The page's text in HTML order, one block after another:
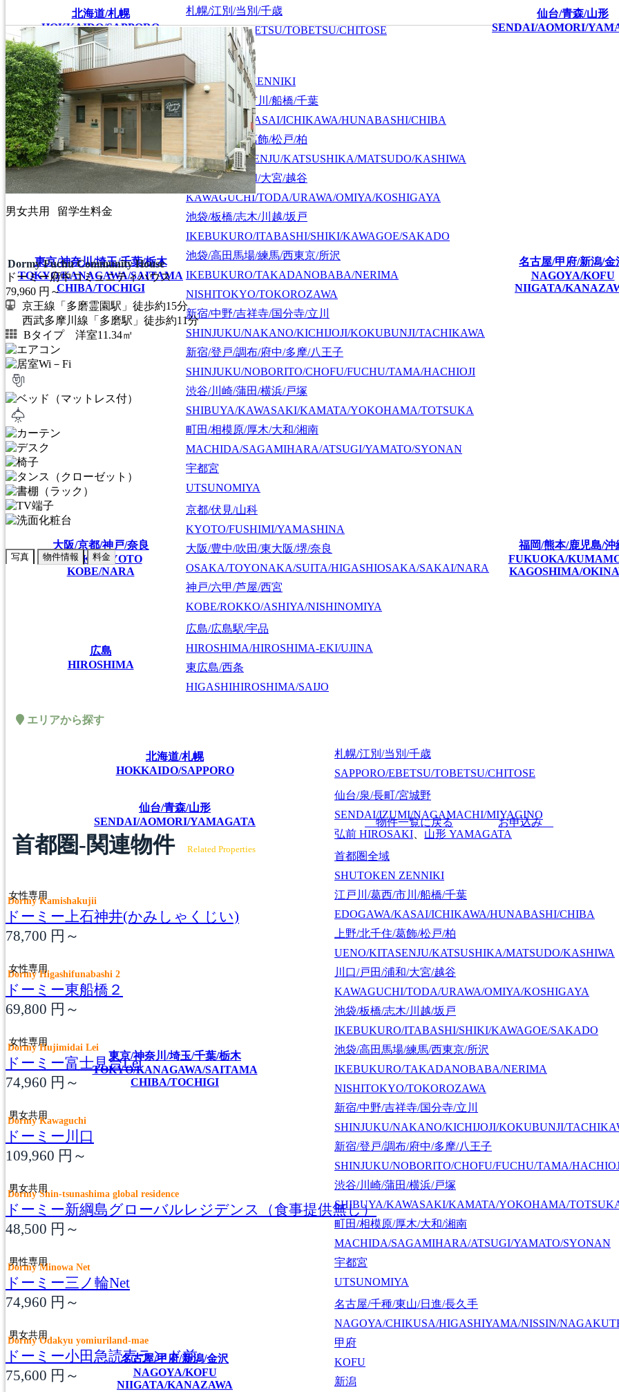
北海道/札幌
HOKKAIDO/SAPPORO
札幌/江別/当別/千歳
SAPPORO/EBETSU/TOBETSU/CHITOSE
仙台/青森/山形
SENDAI/AOMORI/
東京/神奈川/埼玉/千葉/栃木
TOKYO/KANAGAWA/SAITAMA
CHIBA/TOCHIGI
首都圏全域
SHUTOKEN ZENNIKI
江戸川/葛西/市川/船橋/千葉
EDOGAWA/KASAI/ICHIKAWA/HUNABASHI/CHIBA
上野/北千住/葛飾/松戸/柏
UENO/KITASENJU/KATSUSHIKA/MATSUDO/KASHIWA
川口/戸田/浦和/大宮/越谷
KAWAGUCHI/TODA/URAWA/OMIYA/KOSHIGAYA
池袋/板橋/志木/川越/坂戸
IKEBUKURO/ITABASHI/SHIKI/KAWAGOE/SAKADO
池袋/高田馬場/練馬/西東京/所沢
IKEBUKURO/TAKADANOBABA/NERIMA
NISHITOKYO/TOKOROZAWA
新宿/中野/吉祥寺/国分寺/立川
SHINJUKU/NAKANO/KICHIJOJI/KOKUBUNJI/TACHIKAWA
新宿/登戸/調布/府中/多摩/八王子
SHINJUKU/NOBORITO/CHOFU/FUCHU/TAMA/HACHIOJI
渋谷/川崎/蒲田/横浜/戸塚
SHIBUYA/KAWASAKI/KAMATA/YOKOHAMA/TOTSUKA
町田/相模原/厚木/大和/湘南
MACHIDA/SAGAMIHARA/ATSUGI/YAMATO/SYONAN
宇都宮
UTSUNOMIYA
名古屋/甲府/新潟/金
NAGOYA/KOFU
NIIGATA/
大阪/京都/神戸/奈良
OSAKA/KYOTO
KOBE/NARA
京都/伏見/山科
KYOTO/FUSHIMI/YAMASHINA
大阪/豊中/吹田/東大阪/堺/奈良
OSAKA/TOYONAKA/SUITA/HIGASHIOSAKA/SAKAI/NARA
神戸/六甲/芦屋/西宮
KOBE/ROKKO/ASHIYA/NISHINOMIYA
福岡/熊本/鹿児島/沖
FUKUOKA/
KAGOSHIMA/
広島
HIROSHIMA
広島/広島駅/宇品
HIROSHIMA/HIROSHIMA-EKI/UJINA
東広島/西条
HIGASHIHIROSHIMA/SAIJO
エリアから探す
北海道/札幌
HOKKAIDO/SAPPORO
札幌/江別/当別/千歳
SAPPORO/EBETSU/TOBETSU/CHITOSE
仙台/青森/山形
SENDAI/AOMORI/YAMAGATA
仙台/泉/長町/宮城野
SENDAI/IZUMI/NAGAMACHI/MIYAGINO
弘前 HIROSAKI 山形 YAMAGATA
東京/神奈川/埼玉/千葉/栃木
TOKYO/KANAGAWA/SAITAMA
CHIBA/TOCHIGI
首都圏全域
SHUTOKEN ZENNIKI
江戸川/葛西/市川/船橋/千葉
EDOGAWA/KASAI/ICHIKAWA/HUNABASHI/CHIBA
上野/北千住/葛飾/松戸/柏
UENO/KITASENJU/KATSUSHIKA/MATSUDO/KASHIWA
川口/戸田/浦和/大宮/越谷
KAWAGUCHI/TODA/URAWA/OMIYA/KOSHIGAYA
池袋/板橋/志木/川越/坂戸
IKEBUKURO/ITABASHI/SHIKI/KAWAGOE/SAKADO
池袋/高田馬場/練馬/西東京/所沢
IKEBUKURO/TAKADANOBABA/NERIMA
NISHITOKYO/TOKOROZAWA
新宿/中野/吉祥寺/国分寺/立川
SHINJUKU/NAKANO/KICHIJOJI/KOKUBUNJI/
新宿/登戸/調布/府中/多摩/八王子
SHINJUKU/NOBORITO/CHOFU/FUCHU/TAMA/
渋谷/川崎/蒲田/横浜/戸塚
SHIBUYA/KAWASAKI/KAMATA/YOKOHAMA/
町田/相模原/厚木/大和/湘南
MACHIDA/SAGAMIHARA/ATSUGI/YAMATO/SYONAN
宇都宮
UTSUNOMIYA
名古屋/甲府/新潟/金沢
NAGOYA/KOFU
NIIGATA/KANAZAWA
名古屋/千種/東山/日進/長久手
NAGOYA/CHIKUSA/HIGASHIYAMA/NISSIN/
甲府
KOFU
新潟
男女共用 留学生料金
Dormy Fuchu Community House
ドーミー府中コミュニティハウス
79,960 円～
京王線「多磨霊園駅」徒歩約15分
西武多摩川線「多磨駅」徒歩約11分
Bタイプ 洋室11.34㎡
写真 物件情報 料金
物件一覧に戻る お申込み
首都圏-関連物件 Related Properties
女性専用
Dormy Kamishakujii
ドーミー上石神井(かみしゃくじい)
78,700 円～
女性専用
Dormy Higashifunabashi 2
ドーミー東船橋２
69,800 円～
女性専用
Dormy Hujimidai Lei
ドーミー富士見台Lei
74,960 円～
男女共用
Dormy Kawaguchi
ドーミー川口
109,960 円～
男女共用
Dormy Shin-tsunashima global residence
ドーミー新綱島グローバルレジデンス（食事提供無し）
48,500 円～
男性専用
Dormy Minowa Net
ドーミー三ノ輪Net
74,960 円～
男女共用
Dormy Odakyu yomiuriland-mae
ドーミー小田急読売ランド前
75,600 円～